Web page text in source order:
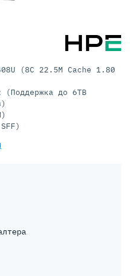
(8C 22.5M Cache 1.80
(Поддержка до 6TB